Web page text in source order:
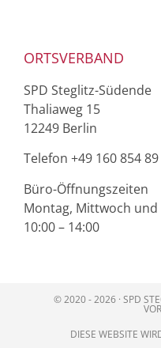
ORTSVERBAND
SPD Steglitz-Südende
Thaliaweg 15
12249 Berlin
Telefon ‭+49 160 854
Büro-Öffnungszeiten
Montag, Mittwoch und
10:00 – 14:00
© 2020 - 2026 · SPD
DIESE WEBSITE